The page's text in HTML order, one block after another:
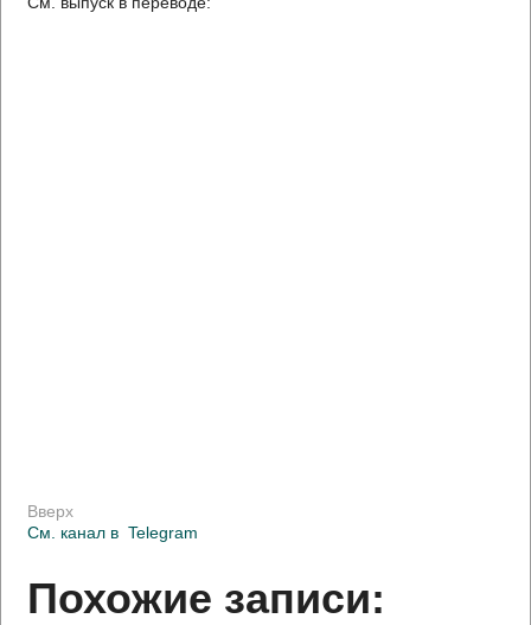
Вверх
См. канал в Telegram
Похожие записи: